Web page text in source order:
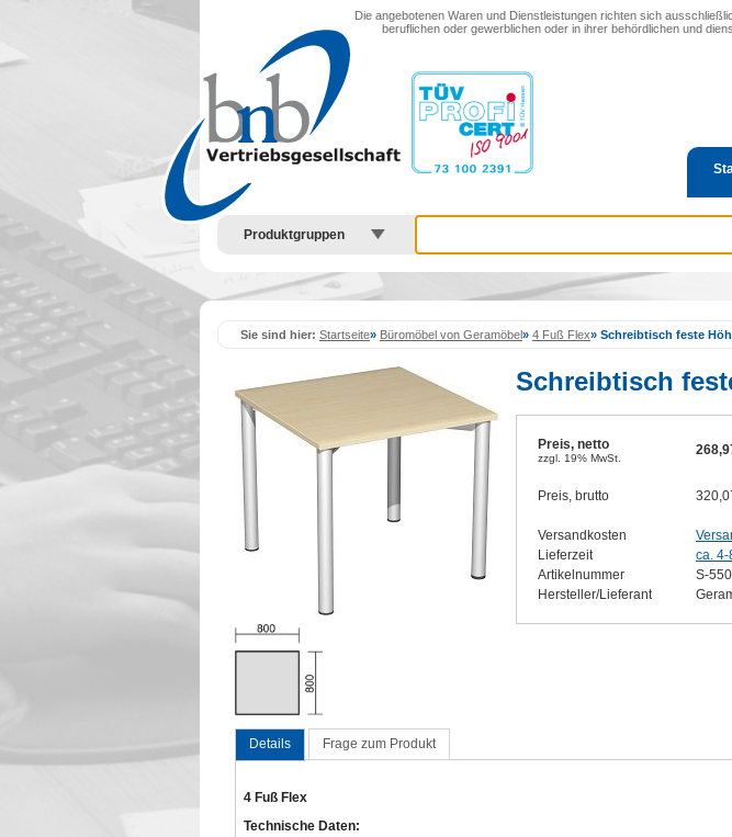
Die angebotenen Waren und Dienstleistungen richten sich
beruflichen oder gewerblichen oder in ihrer behördlichen und
Produktgruppen
Sie sind hier: Startseite» Büromöbel von Geramöbel» 4 Fuß Flex» Schreibtisch feste
Schreibtisch
Preis, netto
zzgl. 19% MwSt.
Preis, brutto
Versandkosten
Lieferzeit
ca. 4-
Artikelnummer
S-
Hersteller/Lieferant
Details Frage zum Produkt
4 Fuß Flex
Technische Daten: